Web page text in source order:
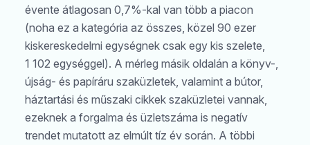
évente átlagosan 0,7%-kal van több a piacon
(noha ez a kategória az összes, közel 90 ezer
kiskereskedelmi egységnek csak egy kis szelete,
1 102 egységgel). A mérleg másik oldalán a könyv-,
újság- és papíráru szaküzletek, valamint a bútor,
háztartási és műszaki cikkek szaküzletei vannak,
ezeknek a forgalma és üzletszáma is negatív
trendet mutatott az elmúlt tíz év során. A többi